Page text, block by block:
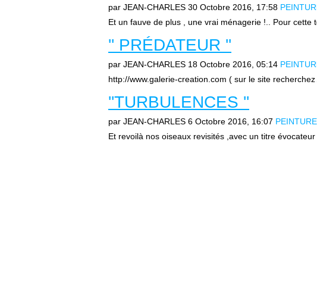
par JEAN-CHARLES 30 Octobre 2016, 17:58
Et un fauve de plus , une vrai ménagerie !.. Pour cette
'' PRÉDATEUR ''
par JEAN-CHARLES 18 Octobre 2016, 05:14
http://www.galerie-creation.com ( sur le site recherchez
''TURBULENCES ''
par JEAN-CHARLES 6 Octobre 2016, 16:07
Et revoilà nos oiseaux revisités ,avec un titre évocateur